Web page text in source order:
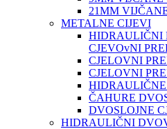
21MM
METALNE CIJEVI
HIDRAULIČNI
CJEVOvNI
CJELOVNI
CJELOVNI
ČAHURE
DVOSLOJNE
HIDRAULIČNI